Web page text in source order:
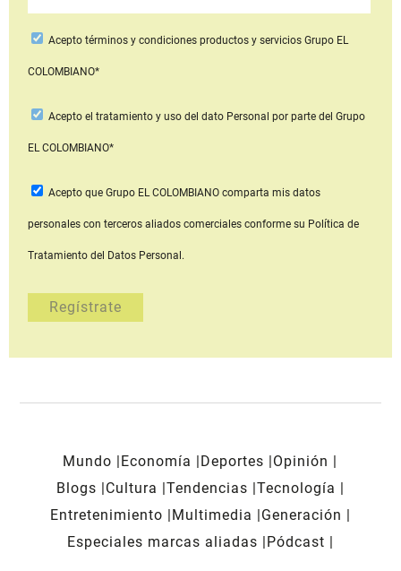
Aceptotérminos y condiciones productos y serviciosGrupo EL
COLOMBIANO*
Acepto el tratamiento y uso del dato Personal por parte del Grupo
EL COLOMBIANO*
Acepto que Grupo EL COLOMBIANOcomparta mis datos
personales con terceros aliados comerciales conforme su Política de
Tratamiento del Datos Personal.
Mundo Economía Deportes
Opinión
Blogs
Cultura Tendencias Tecnología
Entretenimiento
Multimedia
Generación
Especiales marcas aliadas
Pódcast